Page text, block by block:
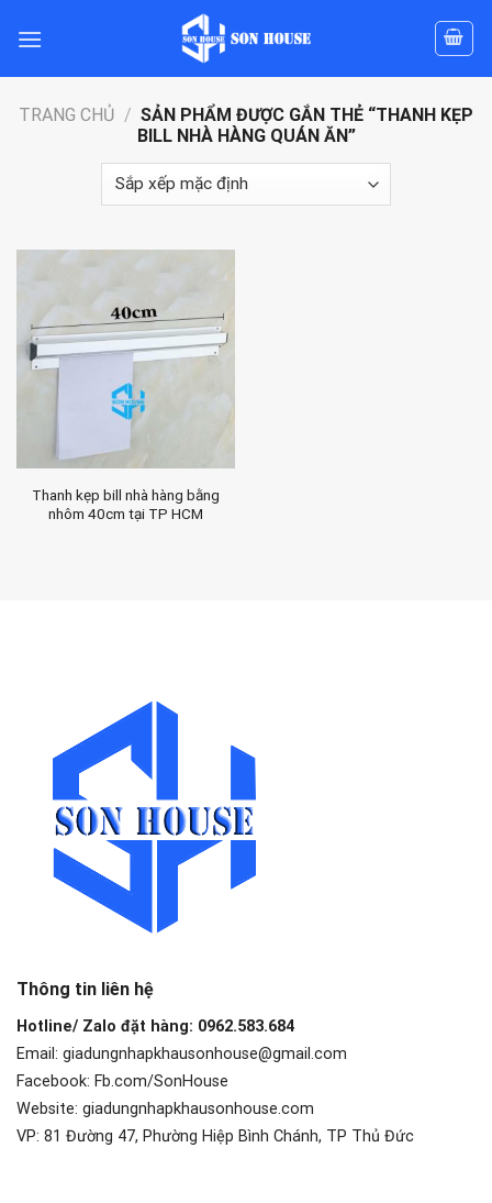
TRANG CHỦ / SẢN PHẨM ĐƯỢC GẮN THẺ “THANH KẸP
BILL NHÀ HÀNG QUÁN ĂN”
Thanh kẹp bill nhà hàng bằng
nhôm 40cm tại TP HCM
Thông tin liên hệ
Hotline/ Zalo đặt hàng: 0962.583.684
Email: giadungnhapkhausonhouse@gmail.com
Facebook: Fb.com/SonHouse
Website: giadungnhapkhausonhouse.com
VP: 81 Đường 47, Phường Hiệp Bình Chánh, TP Thủ Đức